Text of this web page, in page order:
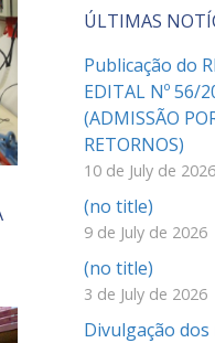
ÚLTIMAS
Publicação do
EDITAL Nº 56/
(ADMISSÃO
RETORNOS)
10 de July de 2026
(no title)
9 de July de 2026
(no title)
3 de July de 2026
Divulgação